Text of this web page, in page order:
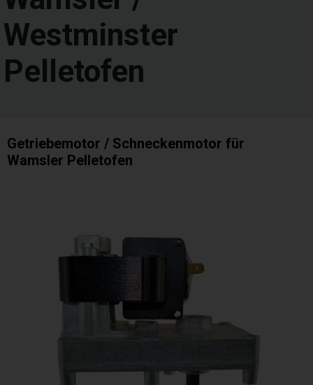
Westminster
Pelletofen
Getriebemotor / Schneckenmotor für
Wamsler Pelletofen